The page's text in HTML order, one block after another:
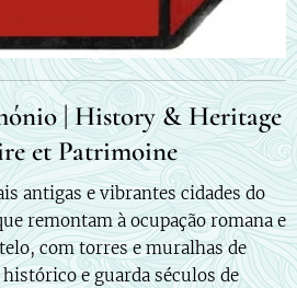
| History & Heritage
et Patrimoine
antigas e vibrantes cidades do
remontam à ocupação romana e
com torres e muralhas de
e guarda séculos de